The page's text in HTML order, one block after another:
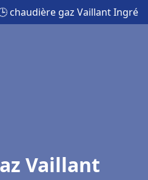
chaudière gaz Vaillant Ingré
Vaillant